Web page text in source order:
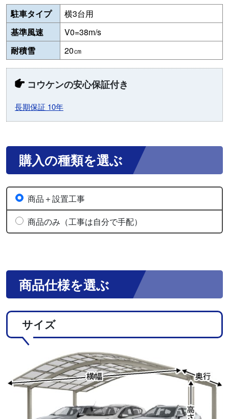
駐車タイプ
横3台用
基準風速
V0=38m/s
耐積雪
20㎝
コウケンの安心保証付き
長期保証 10年
購入の種類を選ぶ
商品＋設置工事
商品のみ（工事は自分で手配）
商品仕様を選ぶ
サイズ